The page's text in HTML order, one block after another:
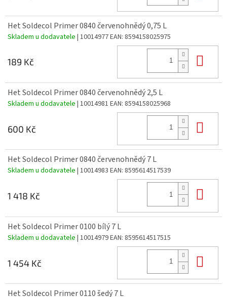
Het Soldecol Primer 0840 červenohnědý 0,75 L
Skladem u dodavatele | 10014977EAN: 8594158025975
189 Kč
Het Soldecol Primer 0840 červenohnědý 2,5 L
Skladem u dodavatele | 10014981 EAN: 8594158025968
600 Kč
Het Soldecol Primer 0840 červenohnědý 7 L
Skladem u dodavatele | 10014983 EAN: 8595614517539
1 418 Kč
Het Soldecol Primer 0100 bílý 7 L
Skladem u dodavatele | 10014979EAN: 8595614517515
1 454 Kč
Het Soldecol Primer 0110 šedý 7 L